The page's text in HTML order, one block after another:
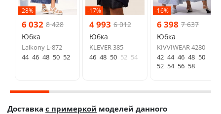
-28%
6 032 8 428
Юбка
Laikony L-872
44 46 48 50 52
-17%
4 993 6 012
Юбка
KLEVER 385
46 48 50 52 54
-16%
6 398 7 637
Юбка
KIVVIWEAR 4280
42 44 46 48 50
52 54 56 58
Доставка с примеркой моделей данного